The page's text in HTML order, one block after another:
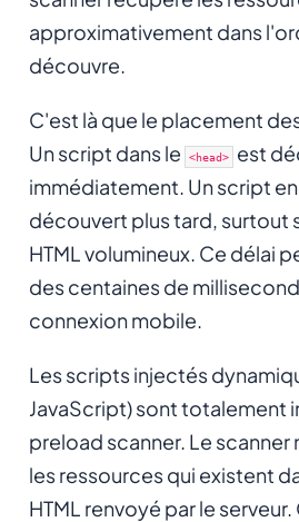
approximativement dans
découvre.
C'est là que le placement
Un script dans le
<head> est
immédiatement. Un script
découvert plus tard, surtout
HTML volumineux. Ce délai
des centaines de
connexion mobile.
Les scripts injectés
JavaScript) sont totalement
preload scanner. Le
les ressources qui existent
HTML renvoyé par le